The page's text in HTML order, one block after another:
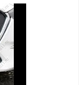
сетку
сетки):
от снежно-
отсеке
крепится
сетки